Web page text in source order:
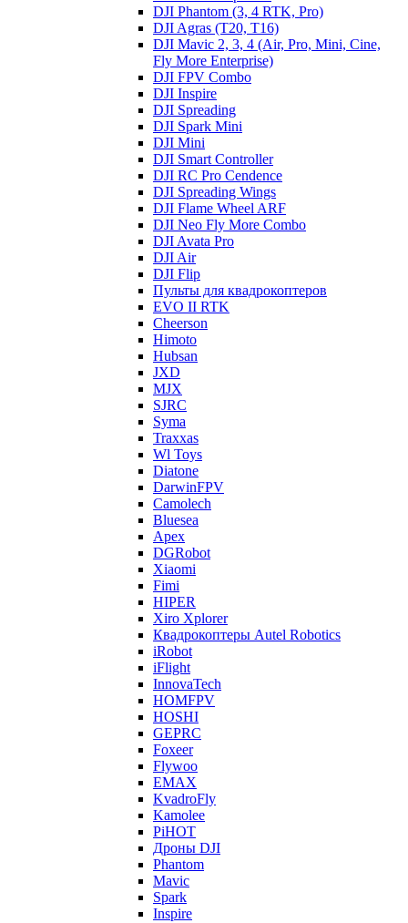
DJI Phantom (3, 4 RTK, Pro)
DJI Agras (T20, T16)
DJI Mavic 2, 3, 4 (Air, Pro, Mini, Cine,
Fly More Enterprise)
DJI FPV Combo
DJI Inspire
DJI Spreading
DJI Spark Mini
DJI Mini
DJI Smart Controller
DJI RC Pro Cendence
DJI Spreading Wings
DJI Flame Wheel ARF
DJI Neo Fly More Combo
DJI Avata Pro
DJI Air
DJI Flip
Пульты для квадрокоптеров
EVO II RTK
Cheerson
Himoto
Hubsan
JXD
MJX
SJRC
Syma
Traxxas
Wl Toys
Diatone
DarwinFPV
Camolech
Bluesea
Apex
DGRobot
Xiaomi
Fimi
HIPER
Xiro Xplorer
Квадрокоптеры Autel Robotics
iRobot
iFlight
InnovaTech
HOMFPV
HOSHI
GEPRC
Foxeer
Flywoo
EMAX
KvadroFly
Kamolee
PiHOT
Дроны DJI
Phantom
Mavic
Spark
Inspire